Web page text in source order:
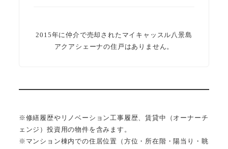
2015年に仲介で売却されたマイキャッスル八景島
アクアシェーナの住戸はありません。
※修繕履歴やリノベーション工事履歴、賃貸中（オーナーチ
ェンジ）投資用の物件を含みます。
※マンション棟内での住居位置（方位・所在階・陽当り・眺